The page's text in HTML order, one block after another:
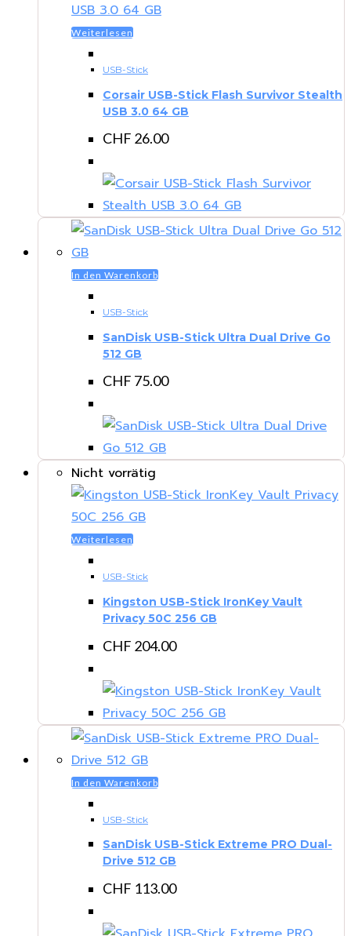
Weiterlesen
USB-Stick
Corsair USB-Stick Flash Survivor Stealth
USB 3.0 64 GB
CHF 26.00
In den Warenkorb
USB-Stick
SanDisk USB-Stick Ultra Dual Drive Go
512 GB
CHF 75.00
Nicht vorrätig
Weiterlesen
USB-Stick
Kingston USB-Stick IronKey Vault
Privacy 50C 256 GB
CHF 204.00
In den Warenkorb
USB-Stick
SanDisk USB-Stick Extreme PRO Dual-
Drive 512 GB
CHF 113.00